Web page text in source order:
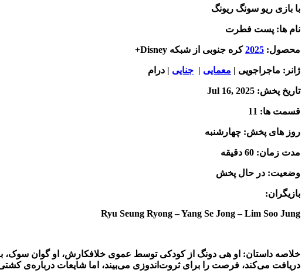
با بازی ریو سونگ ریونگ
نام ها: پست فطرت
محصول: 2025کره جنوبی از شبکه Disney+
ژانر: ماجراجویی | معمایی | جنایی | درام
تاریخ پخش: Jul 16, 2025
قسمت ها: 11
روز های پخش: چهارشنبه
مدت زمان: 60 دقیقه
وضعیت: در حال پخش
بازیگران:
Ryu Seung Ryong – Yang Se Jong – Lim Soo Jung
خلاصه داستان: او هی دونگ از کودکی توسط عموی خلافکارش، او گوان
دریافت می‌کند، فرصت را برای ثروت‌اندوزی می‌بیند، اما شایعات درباره‌ی کشتی